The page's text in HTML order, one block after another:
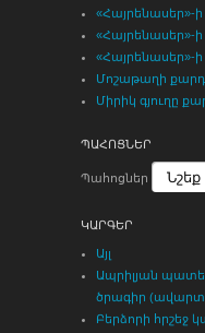
«Հայրենասեր»-
«Հայրենասեր»-
«Հայրենասեր»-
Մոշաթաղի
Միրիկ գյուղը
ՊԱՀՈՑՆԵՐ
Պահոցներ
ԿԱՐԳԵՐ
Այլ
Ապրիլյան
ծրագիր
Բերձորի հրշեջ